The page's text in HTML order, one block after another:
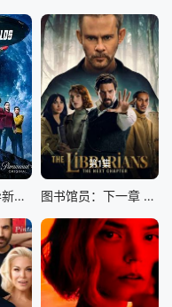
星际迷航，奇异新世界第四季
第1集
图书馆员：下一章 第二季